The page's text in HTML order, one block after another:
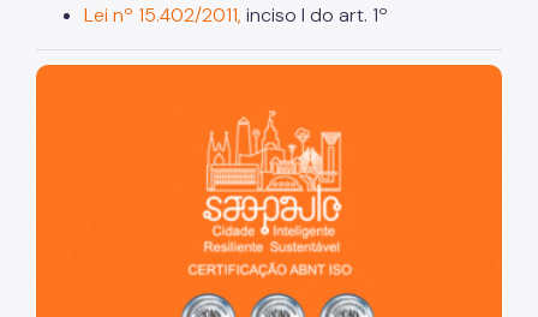
Lei nº 15.402/2011, inciso I do art. 1º
São Paulo, cidade inteligente, resiliente e sustentável